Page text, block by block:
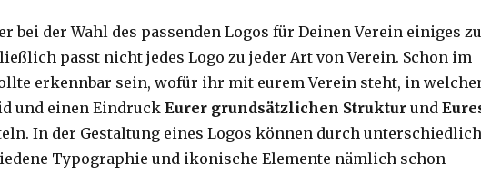
bei der Wahl des passenden Logos für Deinen Verein einiges zu
passt nicht jedes Logo zu jeder Art von Verein. Schon im
erkennbar sein, wofür ihr mit eurem Verein steht, in
und einen EindruckEurer grundsätzlichen Struktur und
In der Gestaltung eines Logos können durch
Typographie und ikonische Elemente nämlich schon